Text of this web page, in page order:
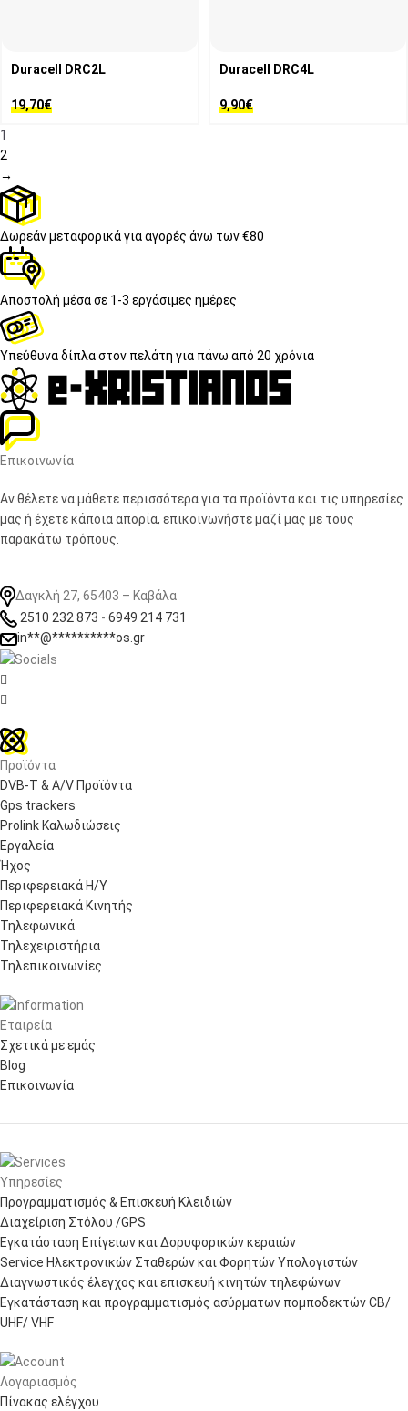
Duracell DRC2L
19,70€
Duracell DRC4L
9,90€
1
2
→
Δωρεάν μεταφορικάγια αγορές άνω των €80
Αποστολή μέσα σε 1-3 εργάσιμες ημέρες
Υπεύθυνα δίπλα στον πελάτη για πάνω από 20 χρόνια
Επικοινωνία
Αν θέλετε να μάθετε περισσότερα για τα προϊόντα και τις υπηρεσίες
μας ή έχετε κάποια απορία, επικοινωνήστε μαζί μας με τους
παρακάτω τρόπους.
Δαγκλή 27, 65403 – Καβάλα
2510 232 873 - 6949 214 731
in**@**********os.gr


Προϊόντα
DVB-T & A/V Προϊόντα
Gps trackers
Prolink Καλωδιώσεις
Εργαλεία
Ήχος
Περιφερειακά Η/Υ
Περιφερειακά Κινητής
Τηλεφωνικά
Τηλεχειριστήρια
Τηλεπικοινωνίες
Εταιρεία
Σχετικά με εμάς
Blog
Επικοινωνία
Υπηρεσίες
Προγραμματισμός & Επισκευή Κλειδιών
Διαχείριση Στόλου /GPS
Εγκατάσταση Επίγειων και Δορυφορικών κεραιών
Service Ηλεκτρονικών Σταθερών και Φορητών Υπολογιστών
Διαγνωστικός έλεγχος και επισκευή κινητών τηλεφώνων
Εγκατάσταση και προγραμματισμός ασύρματων πομποδεκτών CB/
UHF/ VHF
Λογαριασμός
Πίνακας ελέγχου